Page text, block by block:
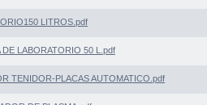
LITROS.pdf
LABORATORIO 50 L.pdf
TENIDOR-PLACAS AUTOMATICO.pdf